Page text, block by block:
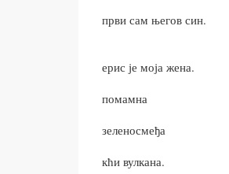
први сам његов син.
ерис је моја жена.
помамна
зеленосмеђа
кћи вулкана.